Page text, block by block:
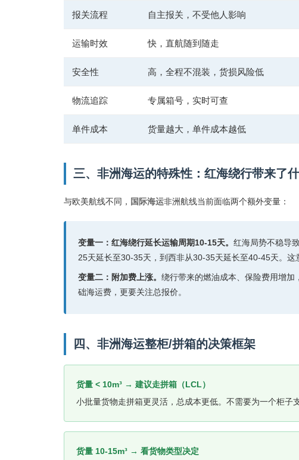
报关流程 自主报关，不受他人影响
运输时效 快，直航随到随走
安全性 高，全程不混装，货损风险低
物流追踪 专属箱号，实时可查
单件成本 货量越大，单件成本越低
三、非洲海运的特殊性：红海绕行带来了
与欧美航线不同， 国际海运非洲航线当前面临两个额外变量：
变量一：红海绕行延长运输周期10-15天。 红海局势不稳导
25天延长至30-35天，到西非从30-35天延长至40-45天。这
变量二：附加费上涨。 绕行带来的燃油成本、保险费用增
础海运费，更要关注总报价。
四、非洲海运整柜/拼箱的决策框架
货量 < 10m³ → 建议走拼箱（LCL）
小批量货物走拼箱更灵活，总成本更低。不需要为一个柜子
货量 10-15m³ → 看货物类型决定